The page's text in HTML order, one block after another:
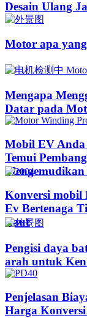
Desain Ulang
Motor apa
Mengapa
Datar pada
Mobil EV
Temui
Konversi mobil
Ev Bertenaga
Laut
Pengisi daya
arah untuk
Penjelasan
Harga